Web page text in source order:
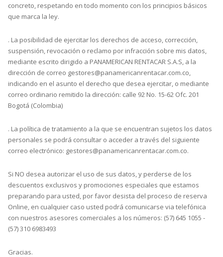
concreto, respetando en todo momento con los principios básicos
que marca la ley.
. La posibilidad de ejercitar los derechos de acceso, corrección,
suspensión, revocación o reclamo por infracción sobre mis datos,
mediante escrito dirigido a PANAMERICAN RENTACAR S.A.S, a la
dirección de correo gestores@panamericanrentacar.com.co,
indicando en el asunto el derecho que desea ejercitar, o mediante
correo ordinario remitido la dirección: calle 92 No. 15-62 Ofc. 201
Bogotá (Colombia)
. La política de tratamiento a la que se encuentran sujetos los datos
personales se podrá consultar o acceder a través del siguiente
correo electrónico: gestores@panamericanrentacar.com.co.
Si NO desea autorizar el uso de sus datos, y perderse de los
descuentos exclusivos y promociones especiales que estamos
preparando para usted, por favor desista del proceso de reserva
Online, en cualquier caso usted podrá comunicarse via telefónica
con nuestros asesores comerciales a los números: (57) 645 1055 -
(57) 310 6983493
Gracias.